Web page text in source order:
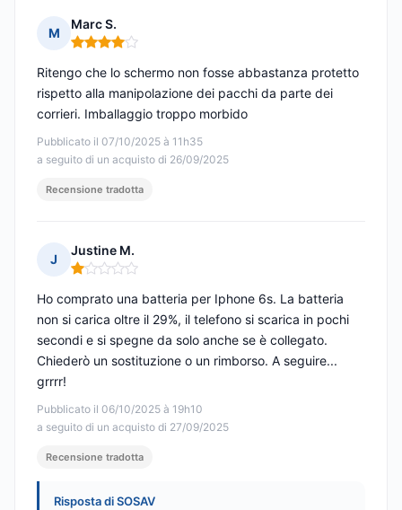
M
Marc S.
Nota: 4 su 5
Pubblicato il 07/10/2025 à 11h35
a seguito di un acquisto di 26/09/2025
Ritengo che lo schermo non fosse abbastanza protetto
rispetto alla manipolazione dei pacchi da parte dei
corrieri. Imballaggio troppo morbido
Recensione tradotta
J
Justine M.
Nota: 1 su 5
Pubblicato il 06/10/2025 à 19h10
a seguito di un acquisto di 27/09/2025
Ho comprato una batteria per Iphone 6s. La batteria
non si carica oltre il 29%, il telefono si scarica in pochi
secondi e si spegne da solo anche se è collegato.
Chiederò un sostituzione o un rimborso. A seguire...
grrrr!
Recensione tradotta
Risposta di SOSAV